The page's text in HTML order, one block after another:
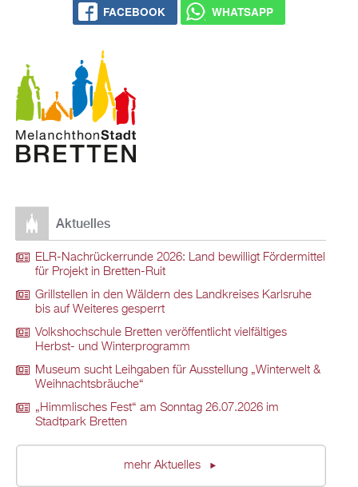
FACEBOOK WHATSAPP
Aktuelles
ELR-Nachrückerrunde 2026: Land bewilligt Fördermittel
für Projekt in Bretten-Ruit
Grillstellen in den Wäldern des Landkreises Karlsruhe
bis auf Weiteres gesperrt
Volkshochschule Bretten veröffentlicht vielfältiges
Herbst- und Winterprogramm
Museum sucht Leihgaben für Ausstellung „Winterwelt &
Weihnachtsbräuche“
„Himmlisches Fest“ am Sonntag 26.07.2026 im
Stadtpark Bretten
mehr Aktuelles